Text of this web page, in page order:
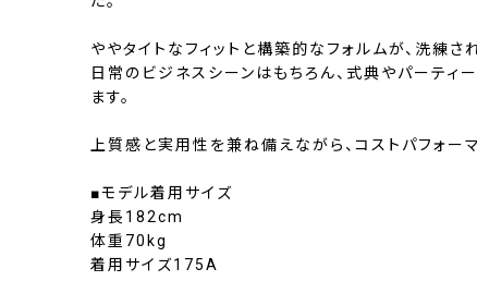
ややタイトなフィットと構築的なフォルムが、洗練さ
日常のビジネスシーンはもちろん、式典やパーティ
ます。
上質感と実用性を兼ね備えながら、コストパフォー
■モデル着用サイズ
身長182cm
体重70kg
着用サイズ175A